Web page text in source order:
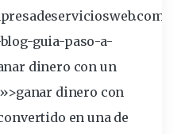
blog-guia-paso-a-
dinero con un
dinero con
en una de